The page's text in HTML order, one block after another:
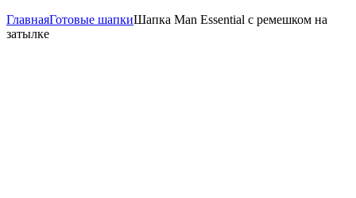
ГлавнаяГотовые шапкиШапка Man Essential с ремешком на
затылке